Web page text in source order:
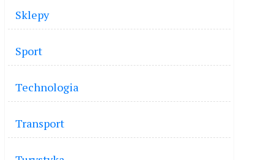
Sklepy
Sport
Technologia
Transport